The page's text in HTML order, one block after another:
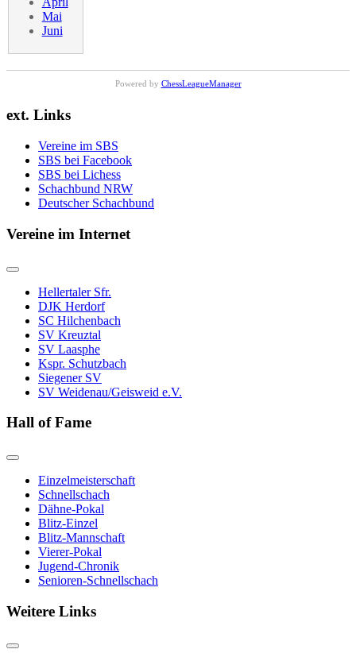
Mai
Juni
Powered by ChessLeagueManager
ext. Links
Vereine im SBS
SBS bei Facebook
SBS bei Lichess
Schachbund NRW
Deutscher Schachbund
Vereine im Internet
Hellertaler Sfr.
DJK Herdorf
SC Hilchenbach
SV Kreuztal
SV Laasphe
Kspr. Schutzbach
Siegener SV
SV Weidenau/Geisweid e.V.
Hall of Fame
Einzelmeisterschaft
Schnellschach
Dähne-Pokal
Blitz-Einzel
Blitz-Mannschaft
Vierer-Pokal
Jugend-Chronik
Senioren-Schnellschach
Weitere Links